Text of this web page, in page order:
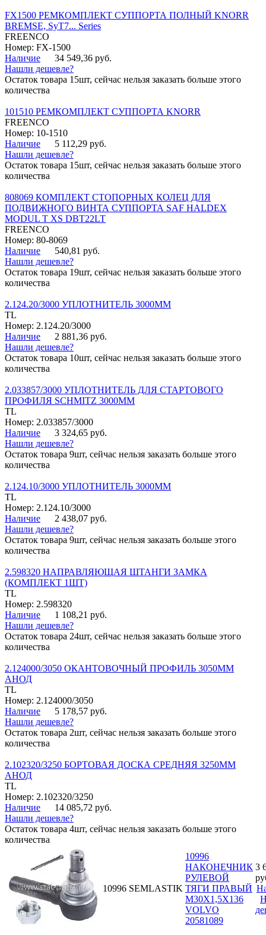
FX1500 РЕМКОМПЛЕКТ СУППОРТА ПОЛНЫЙ KNORR
BREMSE, SyT7... Series
FREENCO
Номер: FX-1500
Наличие
34 549,36 руб.
Нашли дешевле?
Остаток товара 15шт, сейчас нельзя заказать больше этого
количества
101510 РЕМКОМПЛЕКТ СУППОРТА KNORR
FREENCO
Номер: 10-1510
Наличие
5 112,29 руб.
Нашли дешевле?
Остаток товара 15шт, сейчас нельзя заказать больше этого
количества
808069 КОМПЛЕКТ СТОПОРНЫХ КОЛЕЦ ДЛЯ
ПОДВИЖНОГО ВИНТА СУППОРТА SAF HALDEX
MODUL T XS DBT22LT
FREENCO
Номер: 80-8069
Наличие
540,81 руб.
Нашли дешевле?
Остаток товара 19шт, сейчас нельзя заказать больше этого
количества
2.124.20/3000 УПЛОТНИТЕЛЬ 3000ММ
TL
Номер: 2.124.20/3000
Наличие
2 881,36 руб.
Нашли дешевле?
Остаток товара 10шт, сейчас нельзя заказать больше этого
количества
2.033857/3000 УПЛОТНИТЕЛЬ ДЛЯ СТАРТОВОГО
ПРОФИЛЯ SCHMITZ 3000ММ
TL
Номер: 2.033857/3000
Наличие
3 324,65 руб.
Нашли дешевле?
Остаток товара 9шт, сейчас нельзя заказать больше этого
количества
2.124.10/3000 УПЛОТНИТЕЛЬ 3000ММ
TL
Номер: 2.124.10/3000
Наличие
2 438,07 руб.
Нашли дешевле?
Остаток товара 9шт, сейчас нельзя заказать больше этого
количества
2.598320 НАПРАВЛЯЮЩАЯ ШТАНГИ ЗАМКА
(КОМПЛЕКТ 1ШТ)
TL
Номер: 2.598320
Наличие
1 108,21 руб.
Нашли дешевле?
Остаток товара 24шт, сейчас нельзя заказать больше этого
количества
2.124000/3050 ОКАНТОВОЧНЫЙ ПРОФИЛЬ 3050ММ
АНОД
TL
Номер: 2.124000/3050
Наличие
5 178,57 руб.
Нашли дешевле?
Остаток товара 2шт, сейчас нельзя заказать больше этого
количества
2.102320/3250 БОРТОВАЯ ДОСКА СРЕДНЯЯ 3250ММ
АНОД
TL
Номер: 2.102320/3250
Наличие
14 085,72 руб.
Нашли дешевле?
Остаток товара 4шт, сейчас нельзя заказать больше этого
количества
10996 SEMLASTIK
10996
НАКОНЕЧНИК
РУЛЕВОЙ
ТЯГИ ПРАВЫЙ
M30X1,5X136
VOLVO
20581089
3